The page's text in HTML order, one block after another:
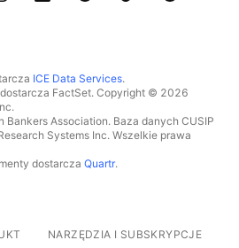
ICE Data Services.
FactSet. Copyright © 2026
Association. Baza danych CUSIP
Systems Inc. Wszelkie prawa
dostarcza Quartr.
NARZĘDZIA I SUBSKRYPCJE